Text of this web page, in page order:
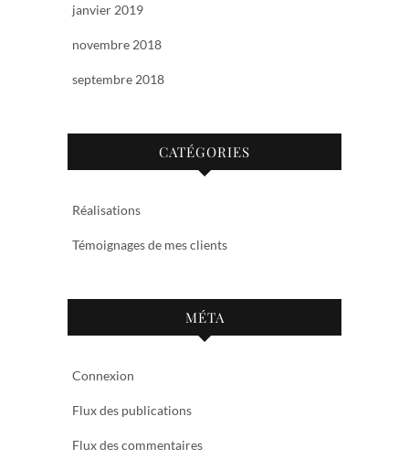
janvier 2019
novembre 2018
septembre 2018
CATÉGORIES
Réalisations
Témoignages de mes clients
MÉTA
Connexion
Flux des publications
Flux des commentaires